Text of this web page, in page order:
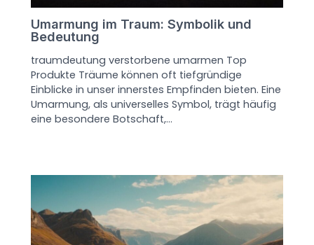
Umarmung im Traum: Symbolik und
Bedeutung
traumdeutung verstorbene umarmen Top
Produkte Träume können oft tiefgründige
Einblicke in unser innerstes Empfinden bieten. Eine
Umarmung, als universelles Symbol, trägt häufig
eine besondere Botschaft,…